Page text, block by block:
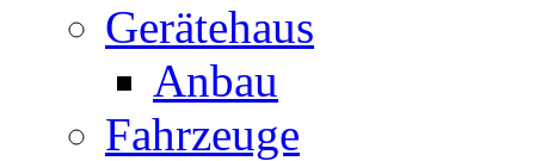
Gerätehaus
Anbau
Fahrzeuge